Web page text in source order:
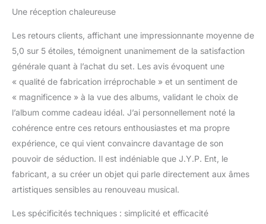
Une réception chaleureuse
Les retours clients, affichant une impressionnante moyenne de
5,0 sur 5 étoiles, témoignent unanimement de la satisfaction
générale quant à l’achat du set. Les avis évoquent une
« qualité de fabrication irréprochable » et un sentiment de
« magnificence » à la vue des albums, validant le choix de
l’album comme cadeau idéal. J’ai personnellement noté la
cohérence entre ces retours enthousiastes et ma propre
expérience, ce qui vient convaincre davantage de son
pouvoir de séduction. Il est indéniable que J.Y.P. Ent, le
fabricant, a su créer un objet qui parle directement aux âmes
artistiques sensibles au renouveau musical.
Les spécificités techniques : simplicité et efficacité